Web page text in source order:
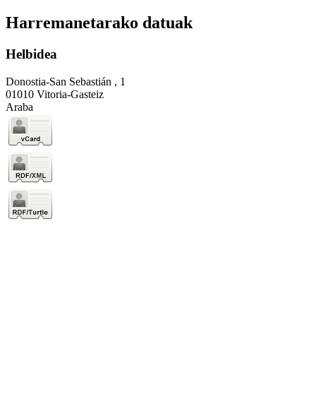
Harremanetarako datuak
Helbidea
Donostia-San Sebastián , 1
01010 Vitoria-Gasteiz
Araba